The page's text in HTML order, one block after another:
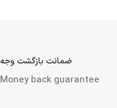
ضمانت بازگشت وجه
Money back guarantee